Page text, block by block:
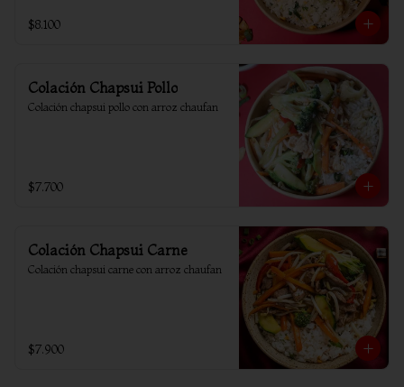
$8.100
Colación Chapsui Pollo
Colación chapsui pollo con arroz chaufan
$7.700
Colación Chapsui Carne
Colación chapsui carne con arroz chaufan
$7.900